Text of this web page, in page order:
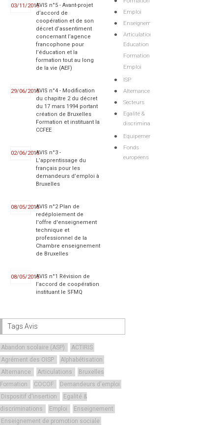
03/11/2015AVIS n°5 - Avant-projet
d’accord de
coopération et de son
décret d’assentiment
concernant l’agence
francophone pour
l’éducation et la
formation tout au long
de la vie (AEF)
29/06/2015AVIS n°4 - Modification
du chapitre 2 du décret
du 17 mars 1994 portant
création de Bruxelles
Formation et instituant la
CCFEE
02/06/2015AVIS n°3 -
L’apprentissage du
français pour les
demandeurs d’emploi à
Bruxelles
08/05/2015AVIS n°2 Plan de
redéploiement de
l'offre d'enseignement
technique et
professionnel de la
Chambre enseignement
de Bruxelles
08/05/2015AVIS n°1 Révision de
l’accord de coopération
instituant le SFMQ
Emploi
Enseignement
Articulations
Education
Formation
Emploi
ISP
Alternance
Secteurs
Egalité &
discriminations
Equipements
Fonds
européens
Tags Avis
Abandon scolaire (ASP)
ACTIRIS
Agrément des OISP
Alphabétisation
Alternance
Articulations
Bruxelles
Formation
COCOF
Demandeurs d'emploi
Dispositif d'insertion
Egalité &
discriminations
Emploi
Enseignement
Enseignement de promotion sociale